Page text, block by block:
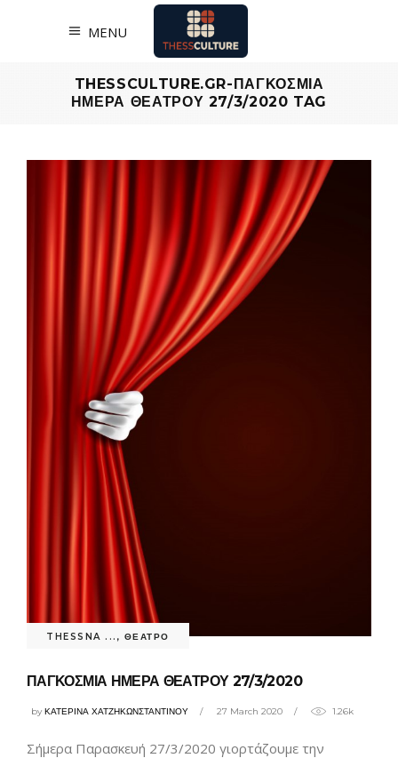
MENU
THESSCULTURE.GR-ΠΑΓΚΟΣΜΙΑ
ΗΜΕΡΑ ΘΕΑΤΡΟΥ 27/3/2020 TAG
THESSNA ... , ΘΕΑΤΡΟ
ΠΑΓΚΟΣΜΙΑ ΗΜΕΡΑ ΘΕΑΤΡΟΥ 27/3/2020
byΚΑΤΕΡΙΝΑ ΧΑΤΖΗΚΩΝΣΤΑΝΤΙΝΟΥ 27 March 2020 1.26k
Σήμερα Παρασκευή 27/3/2020 γιορτάζουμε την